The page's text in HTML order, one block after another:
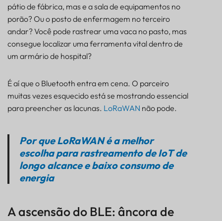
Por que o LoRaWAN tem dificuldades em
ambientes internos — Soluções BLE híbridas
explicadas
A ascensão do BLE: âncora de posicionamento
interno para IoT industrial
impulsionam o rastreamento de ativos internos em
tempo real
Principais casos de uso para BLE-LoRaWAN:
Rastreamento em Camadas Explicado
Principais benefícios: eficiência energética,
economia de custos e rastreamento IoT flexível
para ambientes internos e externos
futuro
pátio de fábrica, mas e a sala de equipamentos no
porão? Ou o posto de enfermagem no terceiro
andar? Você pode rastrear uma vaca no pasto, mas
consegue localizar uma ferramenta vital dentro de
um armário de hospital?
É aí que o Bluetooth entra em cena. O parceiro
muitas vezes esquecido está se mostrando essencial
para preencher as lacunas. LoRaWAN não pode.
Por que LoRaWAN é a melhor
escolha para rastreamento de IoT de
longo alcance e baixo consumo de
energia
A ascensão do BLE: âncora de